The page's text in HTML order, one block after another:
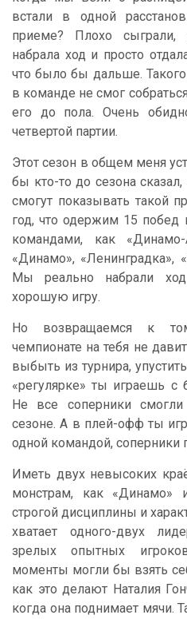
встали в одной
приеме? Плохо
набрала ход и просто
что было бы дальше.
в команде не смог
его до пола. Очень
четвертой партии.
Этот сезон в общем меня
бы кто-то до сезона
смогут показывать такой
год, что одержим 15 побед
командами, как
«Динамо», «Ленинградка»,
Мы реально набрали
хорошую игру.
Но возвращаемся к
чемпионате на тебя не
выбыть из турнира,
«регулярке» ты играешь с
Не все соперники
сезоне. А в плей-офф ты
одной командой, соперники
Иметь двух невысоких
монстрам, как «Динамо»
строгой дисциплины и
хватает одного-двух
зрелых опытных
моменты могли бы взять
как это делают Наталия
когда она поднимает мячи.